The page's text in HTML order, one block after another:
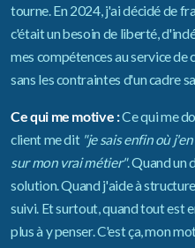
tourne. En 2024, j'ai décidé de
c'était un besoin de liberté,
mes compétences au service de
sans les contraintes d'un cadre
Ce qui me motive :Ce qui me
client me dit "je sais enfin où
sur mon vrai métier". Quand un
solution. Quand j'aide à
suivi. Et surtout, quand tout est
plus à y penser. C'est ça, mon